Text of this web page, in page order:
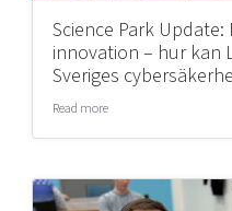
Science Park
innovation – hur kan
Sveriges
Read more